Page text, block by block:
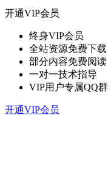
开通VIP会员
终身VIP会员
全站资源免费下载
部分内容免费阅读
一对一技术指导
VIP用户专属QQ群
开通VIP会员